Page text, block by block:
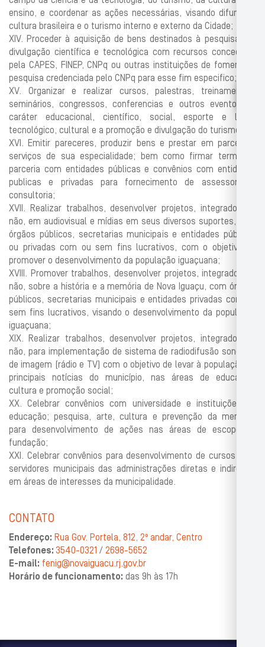
ensino, e coordenar as ações necessárias, visando difundir a
cultura brasileira e o turismo interno e externo da Cidade;
XIV. Proceder à aquisição de bens destinados à pesquisa e à
divulgação científica e tecnológica com recursos concedidos
pela CAPES, FINEP, CNPq ou outras instituições de fomento a
pesquisa credenciada pelo CNPq para esse fim especifico;
XV. Organizar e realizar cursos, palestras, treinamentos,
seminários, congressos, conferencias e outros eventos de
caráter educacional, científico, social, esporte e lazer,
tecnológico, cultural e a promoção e divulgação do turismo;
XVI. Emitir pareceres, produzir bens e prestar em parcerias,
serviços de sua especialidade; bem como firmar termo de
parceria com entidades públicas e convênios com entidades
publicas e privadas para fornecimento de assessoria e
consultoria;
XVII. Realizar trabalhos, desenvolver projetos, integrados ou
não, em audiovisual e mídias em seus diversos suportes, com
órgãos públicos, secretarias municipais e entidades públicas
ou privadas com ou sem fins lucrativos, com o objetivo de
promover o desenvolvimento da população iguaçuana;
XVIII. Promover trabalhos, desenvolver projetos, integrados ou
não, sobre a história e a memória de Nova Iguaçu, com órgãos
públicos, secretarias municipais e entidades privadas com ou
sem fins lucrativos, visando o desenvolvimento da população
iguaçuana;
XIX. Realizar trabalhos, desenvolver projetos, integrados ou
não, para implementação de sistema de radiodifusão sonoro e
de imagem (rádio e TV) com o objetivo de levar à população as
principais notícias do município, nas áreas de educação,
cultura e promoção social;
XX. Celebrar convênios com universidade e instituições de
educação; pesquisa, arte, cultura e prevenção da memória
para desenvolvimento de ações nas áreas de escopo da
fundação;
XXI. Celebrar convênios para desenvolvimento de cursos para
servidores municipais das administrações diretas e indiretas,
em áreas de interesses da municipalidade.
CONTATO
Endereço: Rua Gov. Portela, 812, 2º andar, Centro
Telefones: 3540-0321 / 2698-5652
E-mail: fenig@novaiguacu.rj.gov.br
Horário de funcionamento: das 9h às 17h